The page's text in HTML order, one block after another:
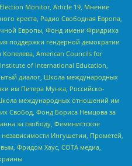
Monitor, Article 19, Мнение
креста, Радио Свободная Европа,
Европы, Фонд имени Фридриха
поддержки гендерной демократии
American Councils for
of International Education,
диалог, Школа международных
им Питера Мунка, Российско-
международных отношений им
Свобод, Фонд Бориса Немцова за
за свободу, Феминистское
Ингушетии, Прометей,
Фридом Хаус, СОТА медиа,